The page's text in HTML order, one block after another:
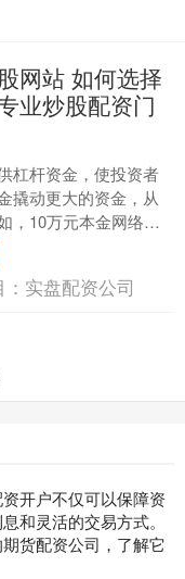
网站 如何选择
业炒股配资门
杠杆资金，使投资者
撬动更大的资金，从
，10万元本金网络配
10倍，即可获得100万
实盘配资公司
开户不仅可以保障资
和灵活的交易方式。
货配资公司，了解它